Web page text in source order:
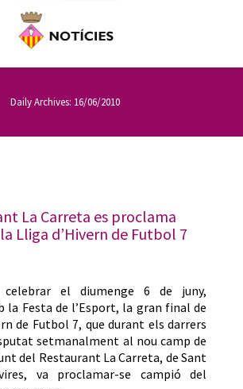
Daily Archives: 16/06/2010
La Carreta es proclama
Lliga d’Hivern de Futbol 7
celebrar el diumenge 6 de juny,
la Festa de l’Esport, la gran final de
de Futbol 7, que durant els darrers
setmanalment al nou camp de
del Restaurant La Carreta, de Sant
va proclamar-se campió del